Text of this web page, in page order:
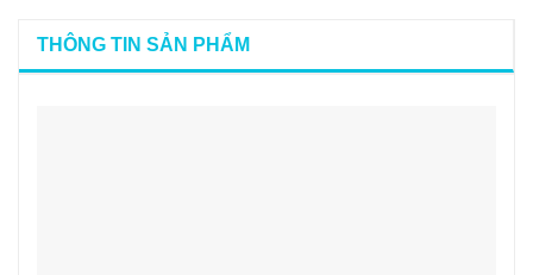
THÔNG TIN SẢN PHẨM